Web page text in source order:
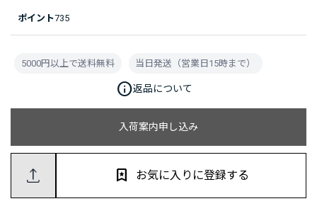
ポイント735
入荷案内申し込み
お気に入りに登録する
5000円以上で送料無料 当日発送（営業日15時まで）
info返品について